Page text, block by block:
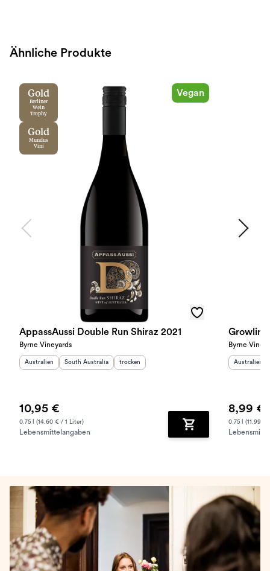
Ähnliche Produkte
Gold
Berliner
Wein
Trophy
Gold
Mundus
Vini
Vegan
AppassAussi Double Run Shiraz 2021
Byrne Vineyards
Herkunftsland :
Australien Herkunftsregion
South Australia Geschmack
trocken
10,95 €
0.75 l (14.60 € / 1 Liter)
Lebensmittelangaben Zum Warenkorb
Growling
Byrne
Australien
8,99 €
0.75 l (11.99 €